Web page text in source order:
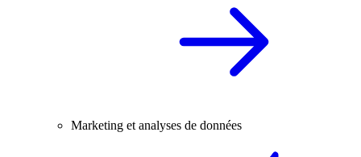
Marketing et analyses de données